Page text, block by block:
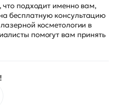
что подходит именно вам,
бесплатную консультацию
косметологии в
помогут вам принять